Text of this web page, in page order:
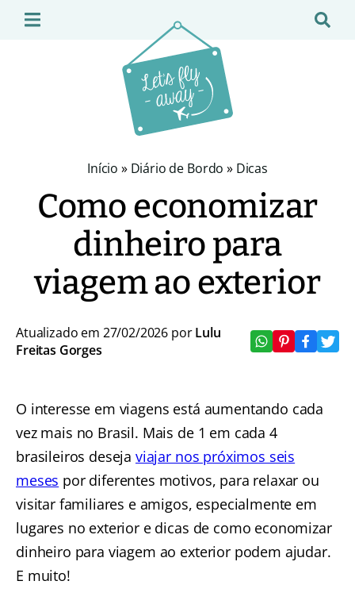
Início » Diário de Bordo » Dicas
Como economizar
dinheiro para
viagem ao exterior
Atualizado em 27/02/2026 porLulu
Freitas Gorges
O interesse em viagens está aumentando cada
vez mais no Brasil. Mais de 1 em cada 4
brasileiros deseja viajar nos próximos seis
meses por diferentes motivos, para relaxar ou
visitar familiares e amigos, especialmente em
lugares no exterior e dicas de como economizar
dinheiro para viagem ao exterior podem ajudar.
E muito!